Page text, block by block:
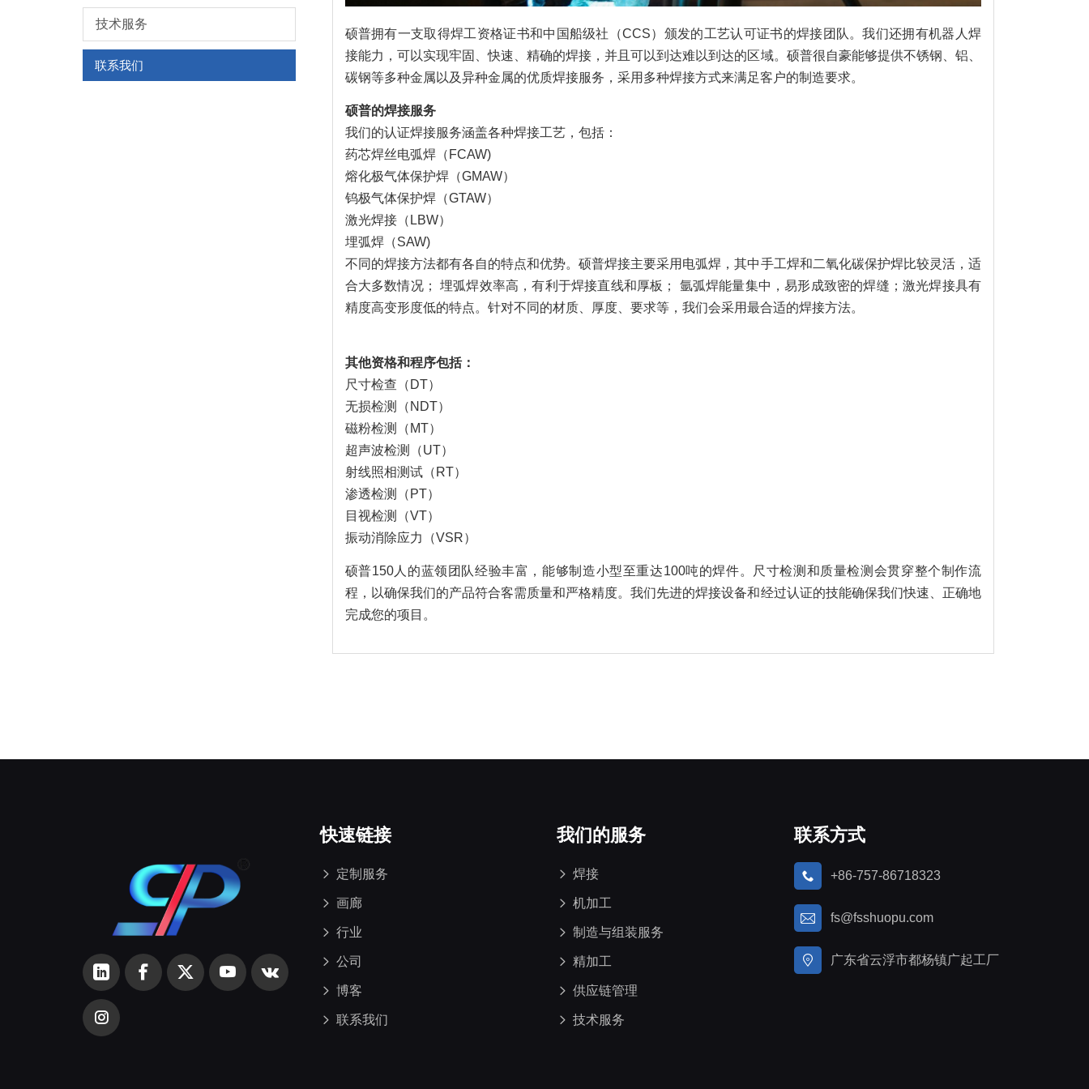
技术服务
联系我们
硕普拥有一支取得焊工资格证书和中国船级社（CCS）颁发的工艺认可证书的焊接团队。我们还拥有机器人焊
接能力，可以实现牢固、快速、精确的焊接，并且可以到达难以到达的区域。硕普很自豪能够提供不锈钢、铝、
碳钢等多种金属以及异种金属的优质焊接服务，采用多种焊接方式来满足客户的制造要求。
硕普的焊接服务
我们的认证焊接服务涵盖各种焊接工艺，包括：
药芯焊丝电弧焊（FCAW)
熔化极气体保护焊（GMAW）
钨极气体保护焊（GTAW）
激光焊接（LBW）
埋弧焊（SAW)
不同的焊接方法都有各自的特点和优势。硕普焊接主要采用电弧焊，其中手工焊和二氧化碳保护焊比较灵活，适
合大多数情况； 埋弧焊效率高，有利于焊接直线和厚板； 氩弧焊能量集中，易形成致密的焊缝；激光焊接具有
精度高变形度低的特点。针对不同的材质、厚度、要求等，我们会采用最合适的焊接方法。
其他资格和程序包括：
尺寸检查（DT）
无损检测（NDT）
磁粉检测（MT）
超声波检测（UT）
射线照相测试（RT）
渗透检测（PT）
目视检测（VT）
振动消除应力（VSR）
硕普150人的蓝领团队经验丰富，能够制造小型至重达100吨的焊件。尺寸检测和质量检测会贯穿整个制作流
程，以确保我们的产品符合客需质量和严格精度。我们先进的焊接设备和经过认证的技能确保我们快速、正确地
完成您的项目。
快速链接
定制服务
画廊
行业
公司
博客
联系我们
我们的服务
焊接
机加工
制造与组装服务
精加工
供应链管理
技术服务
联系方式
+86-757-86718323
fs@fsshuopu.com
广东省云浮市都杨镇广起工厂